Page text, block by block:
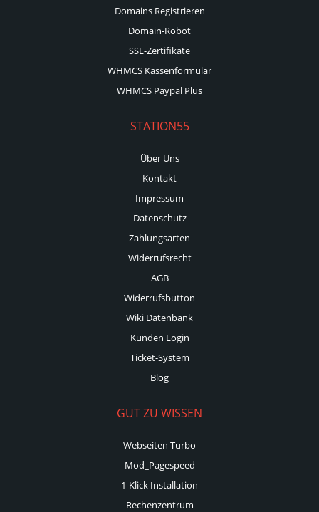
Domains Registrieren
Domain-Robot
SSL-Zertifikate
WHMCS Kassenformular
WHMCS Paypal Plus
STATION55
Über Uns
Kontakt
Impressum
Datenschutz
Zahlungsarten
Widerrufsrecht
AGB
Widerrufsbutton
Wiki Datenbank
Kunden Login
Ticket-System
Blog
GUT ZU WISSEN
Webseiten Turbo
Mod_Pagespeed
1-Klick Installation
Rechenzentrum